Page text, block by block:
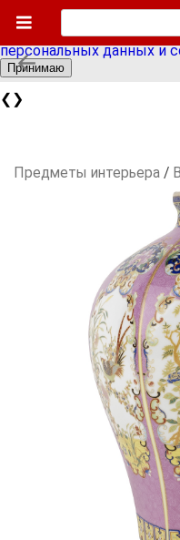
Мы используем cookies
сайта и
вы соглашаетесь с
персональных данных и
Принимаю
❮ ❯
Предметы интерьера /